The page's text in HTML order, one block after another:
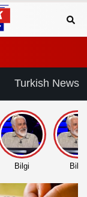
Turkish News
Bilgi Bilgi